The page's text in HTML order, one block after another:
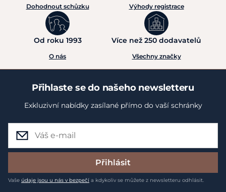
Dohodnout schůzku Výhody registrace
Od roku 1993
O nás
Více než 250 dodavatelů
Všechny značky
Přihlaste se do našeho newsletteru
Exkluzivní nabídky zasílané přímo do vaší schránky
Přihlásit
Vaše údaje jsou u nás v bezpečí a kdykoliv se můžete z newsletteru odhlásit.